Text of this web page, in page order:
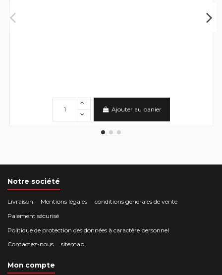
Ajouter au panier
Notre société
Livraison Mentions légales
conditions generales de vente
Paiement sécurisé
Politique de protection des données à caractère personnel
Contactez-nous
sitemap
Mon compte